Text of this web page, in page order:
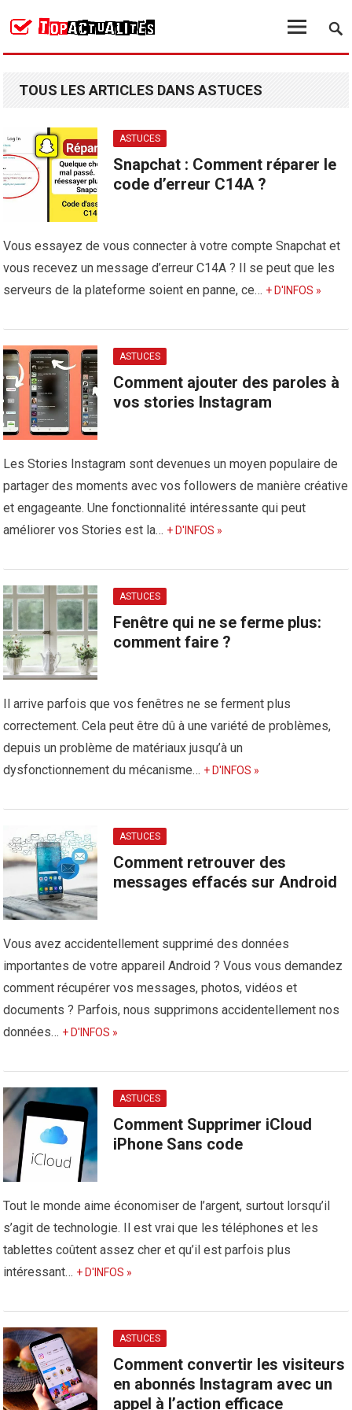
TOUS LES ARTICLES DANS ASTUCES
ASTUCES
Snapchat : Comment réparer le
code d’erreur C14A ?
Vous essayez de vous connecter à votre compte Snapchat et
vous recevez un message d’erreur C14A ? Il se peut que les
serveurs de la plateforme soient en panne, ce… + D'INFOS »
ASTUCES
Comment ajouter des paroles à
vos stories Instagram
Les Stories Instagram sont devenues un moyen populaire de
partager des moments avec vos followers de manière créative
et engageante. Une fonctionnalité intéressante qui peut
améliorer vos Stories est la… + D'INFOS »
ASTUCES
Fenêtre qui ne se ferme plus:
comment faire ?
Il arrive parfois que vos fenêtres ne se ferment plus
correctement. Cela peut être dû à une variété de problèmes,
depuis un problème de matériaux jusqu’à un
dysfonctionnement du mécanisme… + D'INFOS »
ASTUCES
Comment retrouver des
messages effacés sur Android
Vous avez accidentellement supprimé des données
importantes de votre appareil Android ? Vous vous demandez
comment récupérer vos messages, photos, vidéos et
documents ? Parfois, nous supprimons accidentellement nos
données… + D'INFOS »
ASTUCES
Comment Supprimer iCloud
iPhone Sans code
Tout le monde aime économiser de l’argent, surtout lorsqu’il
s’agit de technologie. Il est vrai que les téléphones et les
tablettes coûtent assez cher et qu’il est parfois plus
intéressant… + D'INFOS »
ASTUCES
Comment convertir les visiteurs
en abonnés Instagram avec un
appel à l’action efficace